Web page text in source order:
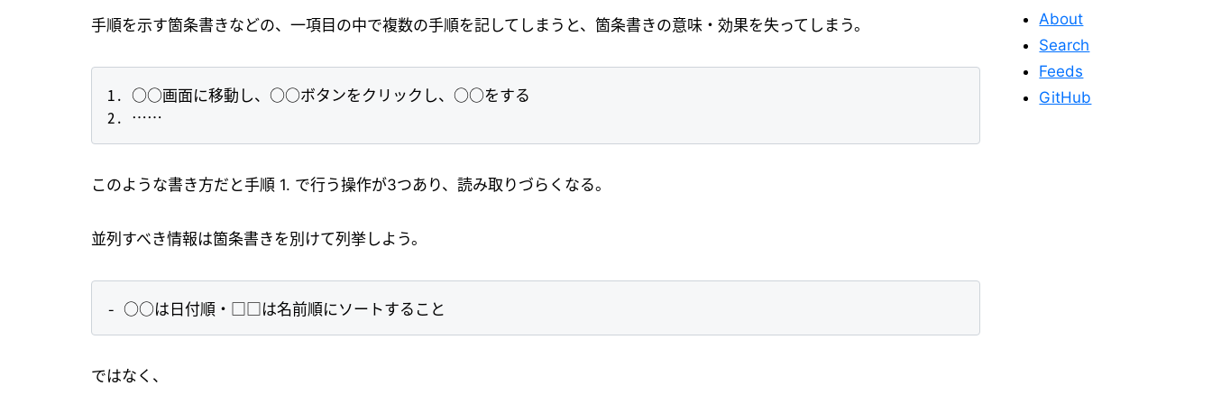
手順を示す箇条書きなどの、一項目の中で複数の手順を記してしまうと、箇条書きの意味・効果を失ってしまう。
1. ○○画面に移動し、○○ボタンをクリックし、○○をする
このような書き方だと手順 1. で行う操作が3つあり、読み取りづらくなる。
並列すべき情報は箇条書きを別けて列挙しよう。
ではなく、
About
Search
Feeds
GitHub